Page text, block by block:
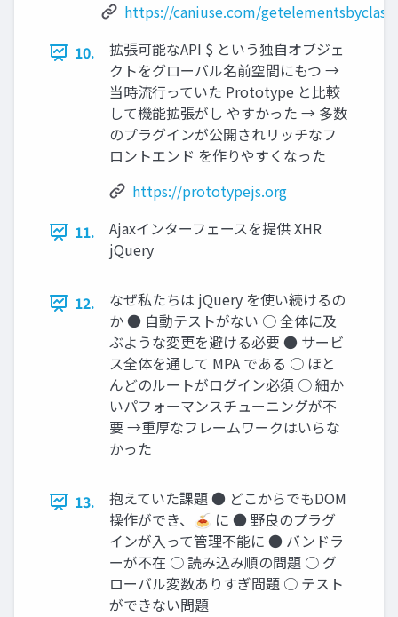
https://caniuse.com/
10.
拡張可能なAPI $ という独自オブジェ
クトをグローバル名前空間にもつ →
当時流行っていた Prototype と比較
して機能拡張がし やすかった → 多数
のプラグインが公開されリッチなフ
ロントエンド を作りやすくなった
https://prototypejs.org
11.
Ajaxインターフェースを提供 XHR
jQuery
12.
なぜ私たちは jQuery を使い続けるの
か ● 自動テストがない ○ 全体に及
ぶような変更を避ける必要 ● サービ
ス全体を通して MPA である ○ ほと
んどのルートがログイン必須 ○ 細か
いパフォーマンスチューニングが不
要 →重厚なフレームワークはいらな
かった
13.
抱えていた課題 ● どこからでもDOM
操作ができ、🍝 に ● 野良のプラグ
インが入って管理不能に ● バンドラ
ーが不在 ○ 読み込み順の問題 ○ グ
ローバル変数ありすぎ問題 ○ テスト
ができない問題